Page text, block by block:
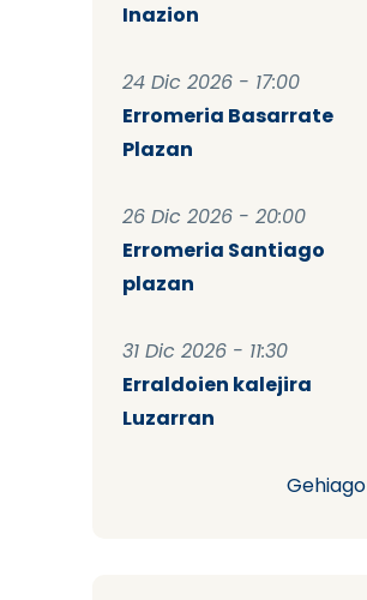
Inazion
24 Dic 2026 - 17:00
Erromeria Basarrate
Plazan
26 Dic 2026 - 20:00
Erromeria Santiago
plazan
31 Dic 2026 - 11:30
Erraldoien kalejira
Luzarran
Gehiago